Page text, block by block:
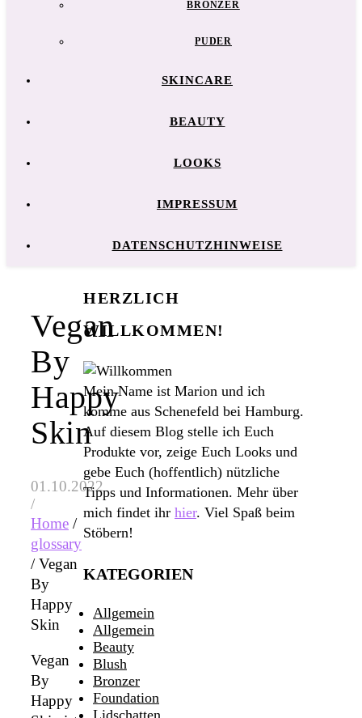
BRONZER
PUDER
SKINCARE
BEAUTY
LOOKS
IMPRESSUM
DATENSCHUTZHINWEISE
Vegan
By
Happy
Skin
01.10.2022
/
Home /
glossary
/Vegan
By
Happy
Skin
Vegan
By
Happy
HERZLICH
WILLKOMMEN!
Mein Name ist Marion und ich
komme aus Schenefeld bei Hamburg.
Auf diesem Blog stelle ich Euch
Produkte vor, zeige Euch Looks und
gebe Euch (hoffentlich) nützliche
Tipps und Informationen. Mehr über
mich findet ihr hier. Viel Spaß beim
Stöbern!
KATEGORIEN
Allgemein
Allgemein
Beauty
Blush
Bronzer
Foundation
Lidschatten